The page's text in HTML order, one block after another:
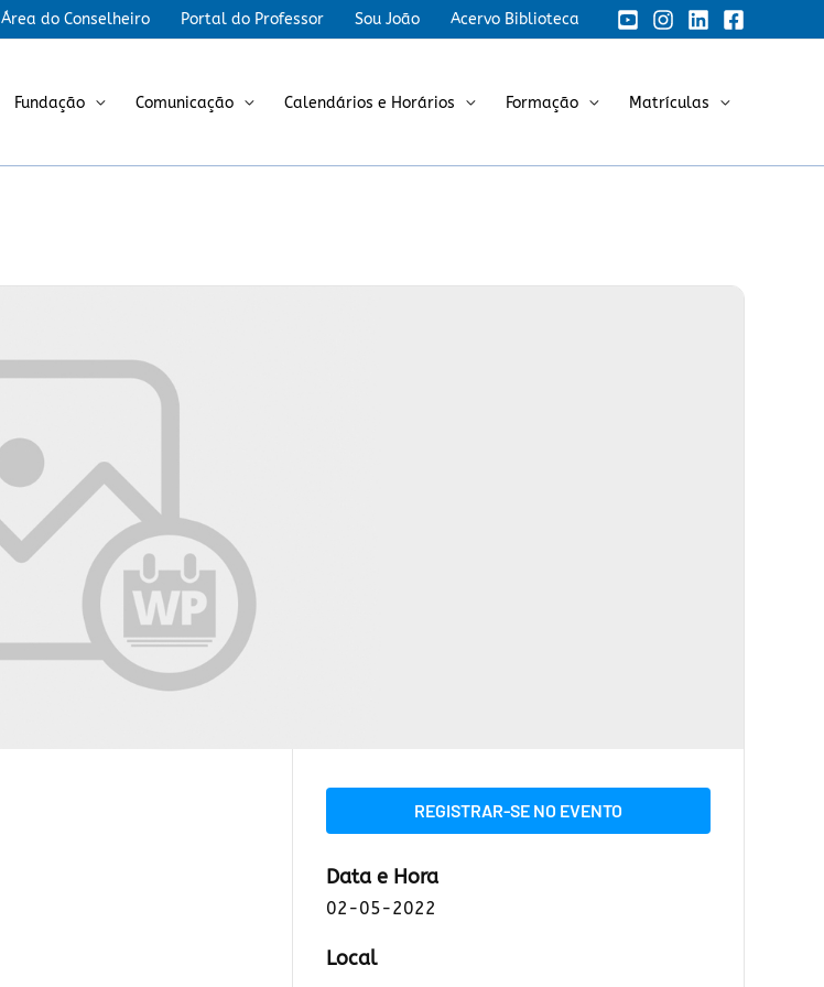
Área do Conselheiro Portal do Professor Sou João Acervo Biblioteca
Fundação Comunicação Calendários e Horários Formação Matrículas
REGISTRAR-SE NO EVENTO
Data e Hora
02-05-2022
Local